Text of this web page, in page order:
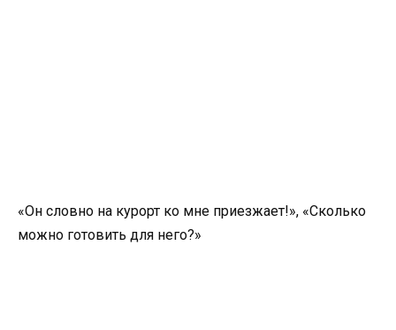
«Он словно на курорт ко мне приезжает!», «Сколько
можно готовить для него?»